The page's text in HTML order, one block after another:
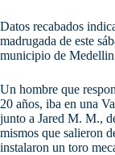
Datos recabados
madrugada de este
municipio de
Un hombre que
20 años, iba en una
junto a Jared M. M.,
mismos que salieron
instalaron un toro